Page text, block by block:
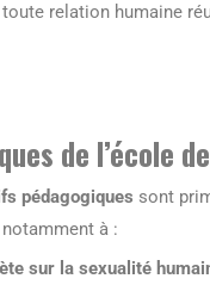
relation humaine
de l’école
pédagogiques sont
à :
sur la sexualité